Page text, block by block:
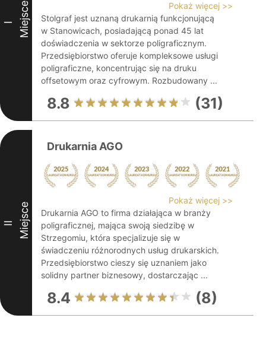
I Miejsce
Pokaż więcej >>
Stolgraf jest uznaną drukarnią funkcjonującą
w Stanowicach, posiadającą ponad 45 lat
doświadczenia w sektorze poligraficznym.
Przedsiębiorstwo oferuje kompleksowe usługi
poligraficzne, koncentrując się na druku
offsetowym oraz cyfrowym. Rozbudowany ...
8.8 (31)
II Miejsce
Drukarnia AGO
Pokaż więcej >>
Drukarnia AGO to firma działająca w branży
poligraficznej, mająca swoją siedzibę w
Strzegomiu, która specjalizuje się w
świadczeniu różnorodnych usług drukarskich.
Przedsiębiorstwo cieszy się uznaniem jako
solidny partner biznesowy, dostarczając ...
8.4 (8)